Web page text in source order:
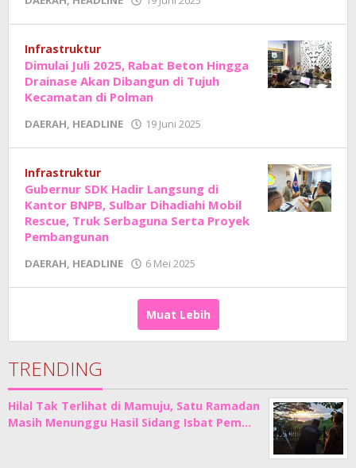
Junaedi
Infrastruktur
Dimulai Juli 2025, Rabat Beton Hingga
Drainase Akan Dibangun di Tujuh
Kecamatan di Polman
DAERAH, HEADLINE 19 Juni 2025
Junaedi
Infrastruktur
Gubernur SDK Hadir Langsung di
Kantor BNPB, Sulbar Dihadiahi Mobil
Rescue, Truk Serbaguna Serta Proyek
Pembangunan
DAERAH, HEADLINE 6 Mei 2025
Junaedi
Sholat
Muat Lebih
TRENDING
Hilal Tak Terlihat di Mamuju, Satu Ramadan
Masih Menunggu Hasil Sidang Isbat Pem…